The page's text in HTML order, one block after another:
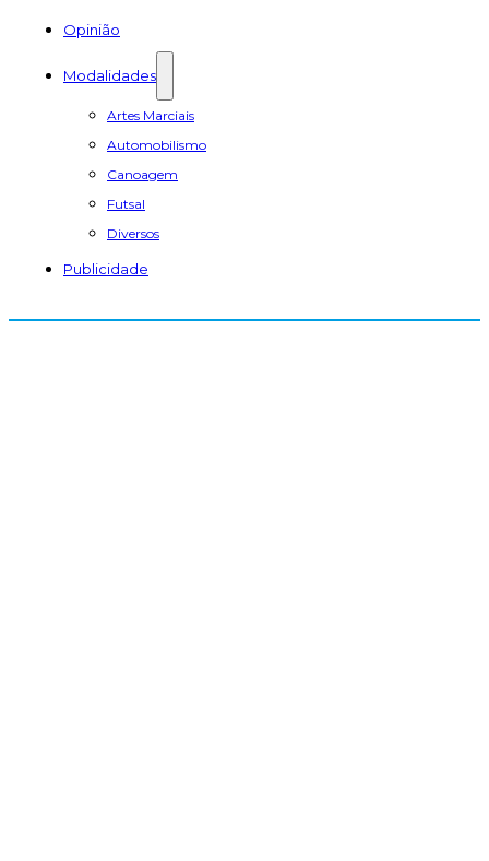
Opinião
Modalidades
Artes Marciais
Automobilismo
Canoagem
Futsal
Diversos
Publicidade